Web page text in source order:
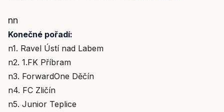
nn
Konečné pořadí:
n1. Ravel Ústí nad Labem
n2. 1.FK Příbram
n3. ForwardOne Děčín
n4. FC Zličín
n5. Junior Teplice